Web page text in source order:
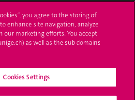
you agree to the storing of
enhance site navigation, analyze
our marketing efforts. You accept
as well as the sub domains
Cookies Settings